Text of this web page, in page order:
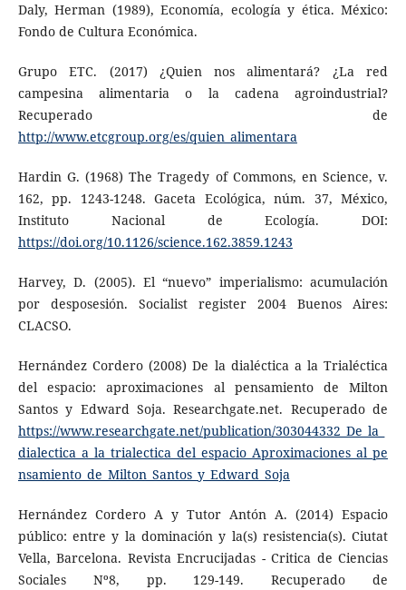
Daly, Herman (1989), Economía, ecología y ética. México:
Fondo de Cultura Económica.
Grupo ETC. (2017) ¿Quien nos alimentará? ¿La red
campesina alimentaria o la cadena agroindustrial?
Recuperado de
http://www.etcgroup.org/es/quien_alimentara
Hardin G. (1968) The Tragedy of Commons, en Science, v.
162, pp. 1243-1248. Gaceta Ecológica, núm. 37, México,
Instituto Nacional de Ecología. DOI:
https://doi.org/10.1126/science.162.3859.1243
Harvey, D. (2005). El “nuevo” imperialismo: acumulación
por desposesión. Socialist register 2004 Buenos Aires:
CLACSO.
Hernández Cordero (2008) De la dialéctica a la Trialéctica
del espacio: aproximaciones al pensamiento de Milton
Santos y Edward Soja. Researchgate.net. Recuperado de
https://www.researchgate.net/publication/303044332_De_la_
dialectica_a_la_trialectica_del_espacio_Aproximaciones_al_pe
nsamiento_de_Milton_Santos_y_Edward_Soja
Hernández Cordero A y Tutor Antón A. (2014) Espacio
público: entre y la dominación y la(s) resistencia(s). Ciutat
Vella, Barcelona. Revista Encrucijadas - Critica de Ciencias
Sociales Nº8, pp. 129-149. Recuperado de